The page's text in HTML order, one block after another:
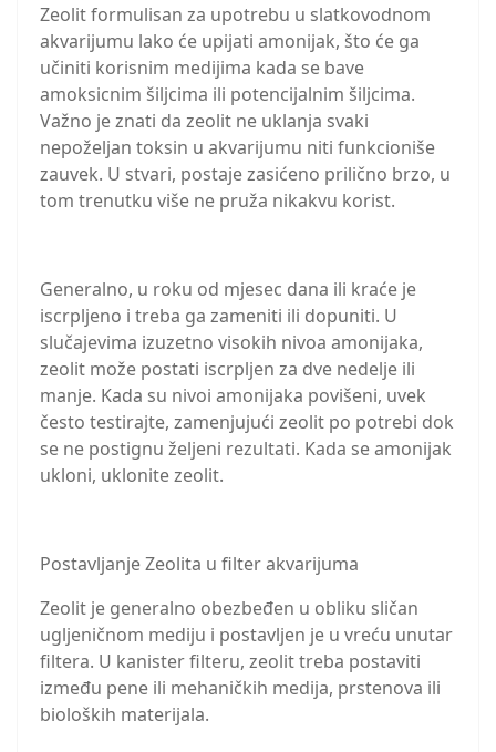
Zeolit formulisan za upotrebu u slatkovodnom
akvarijumu lako će upijati amonijak, što će ga
učiniti korisnim medijima kada se bave
amoksicnim šiljcima ili potencijalnim šiljcima.
Važno je znati da zeolit ne uklanja svaki
nepoželjan toksin u akvarijumu niti funkcioniše
zauvek. U stvari, postaje zasićeno prilično brzo, u
tom trenutku više ne pruža nikakvu korist.
Generalno, u roku od mjesec dana ili kraće je
iscrpljeno i treba ga zameniti ili dopuniti. U
slučajevima izuzetno visokih nivoa amonijaka,
zeolit može postati iscrpljen za dve nedelje ili
manje. Kada su nivoi amonijaka povišeni, uvek
često testirajte, zamenjujući zeolit po potrebi dok
se ne postignu željeni rezultati. Kada se amonijak
ukloni, uklonite zeolit.
Postavljanje Zeolita u filter akvarijuma
Zeolit je generalno obezbeđen u obliku sličan
ugljeničnom mediju i postavljen je u vreću unutar
filtera. U kanister filteru, zeolit treba postaviti
između pene ili mehaničkih medija, prstenova ili
bioloških materijala.